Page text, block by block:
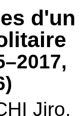
d'un
–2017,
)
Jiro,